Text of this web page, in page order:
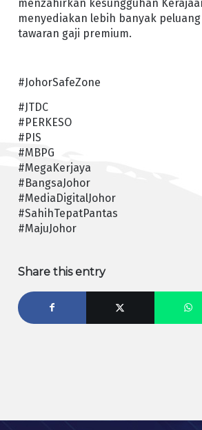
menzahirkan kesungguhan
menyediakan lebih banyak
tawaran gaji premium.
#JohorSafeZone
#JTDC
#PERKESO
#PIS
#MBPG
#MegaKerjaya
#BangsaJohor
#MediaDigitalJohor
#SahihTepatPantas
#MajuJohor
Share this entry